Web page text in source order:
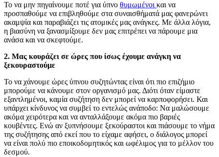
Το να μην πηγαίνουμε ποτέ για ύπνο θυμωμένοι και να
προσπαθούμε να επιβληθούμε στα συναισθήματά μας φανερώνει
ακαμψία και παραβιάζει τις ατομικές μας ανάγκες. Με άλλα λόγια,
η βιασύνη να ξανασμίξουμε δεν μας επιτρέπει να πάρουμε μια
ανάσα και να σκεφτούμε.
2. Μας κουράζει σε ώρες που ίσως έχουμε ανάγκη να
ξεκουραστούμε
Το να χάνουμε ώρες ύπνου συζητώντας είναι ότι πιο επιζήμιο
μπορούμε να κάνουμε στον οργανισμό μας. Διότι όταν είμαστε
εξαντλημένοι, καμία συζήτηση δεν μπορεί να καρποφορήσει. Και
υπάρχει κίνδυνος να συμβεί το εντελώς ανάποδο: Να μαλώσουμε
ακόμα χειρότερα και να ανταλλάξουμε ακόμα πιο βαριές
κουβέντες. Ενώ αν ξυπνήσουμε ξεκούραστοι και πιάσουμε το νήμα
της συζήτησης από εκεί που το είχαμε αφήσει, ο διάλογος μπορεί
να είναι πολύ πιο εποικοδομητικός και ωφέλιμος για το μέλλον του
δεσμού.